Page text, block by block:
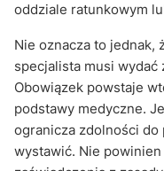
oddziale ratunkowym
Nie oznacza to jednak,
specjalista musi
Obowiązek powstaje
podstawy medyczne.
ogranicza zdolności do
wystawić. Nie